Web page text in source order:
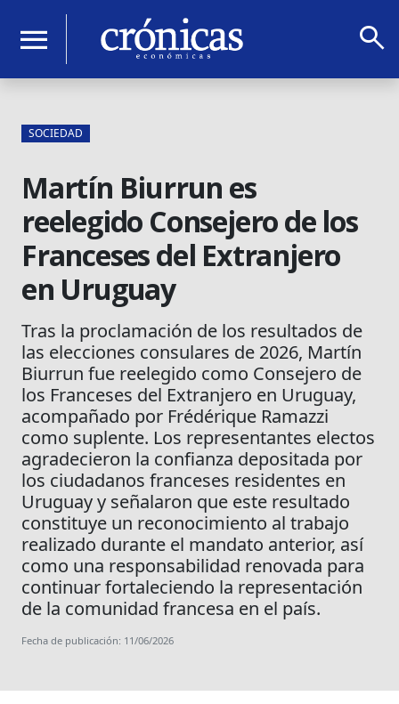
menu search
SOCIEDAD
Martín Biurrun es
reelegido Consejero de los
Franceses del Extranjero
en Uruguay
Tras la proclamación de los resultados de
las elecciones consulares de 2026, Martín
Biurrun fue reelegido como Consejero de
los Franceses del Extranjero en Uruguay,
acompañado por Frédérique Ramazzi
como suplente. Los representantes electos
agradecieron la confianza depositada por
los ciudadanos franceses residentes en
Uruguay y señalaron que este resultado
constituye un reconocimiento al trabajo
realizado durante el mandato anterior, así
como una responsabilidad renovada para
continuar fortaleciendo la representación
de la comunidad francesa en el país.
Fecha de publicación: 11/06/2026